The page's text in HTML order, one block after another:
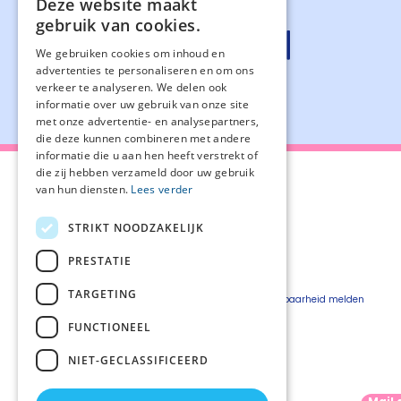
Over Palliaweb
Over PZNL
Pers
Vacatures
Webshop
Privacyverklaring
Beveiligingskwetsbaarheid melden
Deze website maakt
gebruik van cookies.
We gebruiken cookies om inhoud en
advertenties te personaliseren en om ons
verkeer te analyseren. We delen ook
informatie over uw gebruik van onze site
met onze advertentie- en analysepartners,
die deze kunnen combineren met andere
informatie die u aan hen heeft verstrekt of
die zij hebben verzameld door uw gebruik
van hun diensten. Lees verder
STRIKT NOODZAKELIJK
PRESTATIE
TARGETING
FUNCTIONEEL
NIET-GECLASSIFICEERD